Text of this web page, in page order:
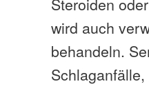
wird auch
behandeln.